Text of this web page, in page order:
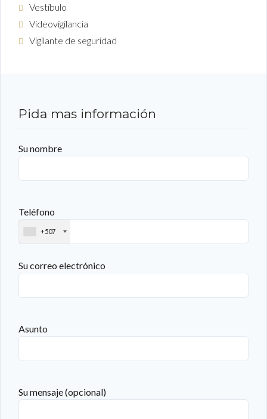
Vestíbulo
Videovigilancia
Vigilante de seguridad
Pida mas información
Su nombre
Teléfono
+507
Su correo electrónico
Asunto
Su mensaje (opcional)